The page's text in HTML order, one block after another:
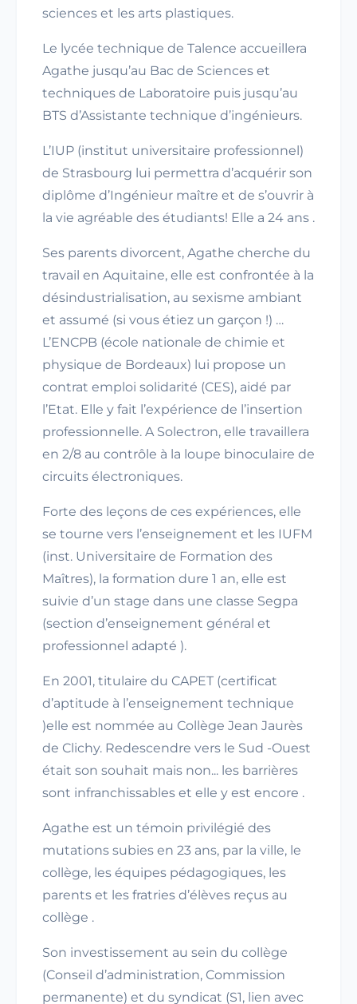
sciences et les arts plastiques.
Le lycée technique de Talence accueillera
Agathe jusqu’au Bac de Sciences et
techniques de Laboratoire puis jusqu’au
BTS d’Assistante technique d’ingénieurs.
L’IUP (institut universitaire professionnel)
de Strasbourg lui permettra d’acquérir son
diplôme d’Ingénieur maître et de s’ouvrir à
la vie agréable des étudiants! Elle a 24 ans .
Ses parents divorcent, Agathe cherche du
travail en Aquitaine, elle est confrontée à la
désindustrialisation, au sexisme ambiant
et assumé (si vous étiez un garçon !) …
L’ENCPB (école nationale de chimie et
physique de Bordeaux) lui propose un
contrat emploi solidarité (CES), aidé par
l’Etat. Elle y fait l’expérience de l’insertion
professionnelle. A Solectron, elle travaillera
en 2/8 au contrôle à la loupe binoculaire de
circuits électroniques.
Forte des leçons de ces expériences, elle
se tourne vers l’enseignement et les IUFM
(inst. Universitaire de Formation des
Maîtres), la formation dure 1 an, elle est
suivie d’un stage dans une classe Segpa
(section d’enseignement général et
professionnel adapté ).
En 2001, titulaire du CAPET (certificat
d’aptitude à l’enseignement technique
)elle est nommée au Collège Jean Jaurès
de Clichy. Redescendre vers le Sud -Ouest
était son souhait mais non... les barrières
sont infranchissables et elle y est encore .
Agathe est un témoin privilégié des
mutations subies en 23 ans, par la ville, le
collège, les équipes pédagogiques, les
parents et les fratries d’élèves reçus au
collège .
Son investissement au sein du collège
(Conseil d’administration, Commission
permanente) et du syndicat (S1, lien avec